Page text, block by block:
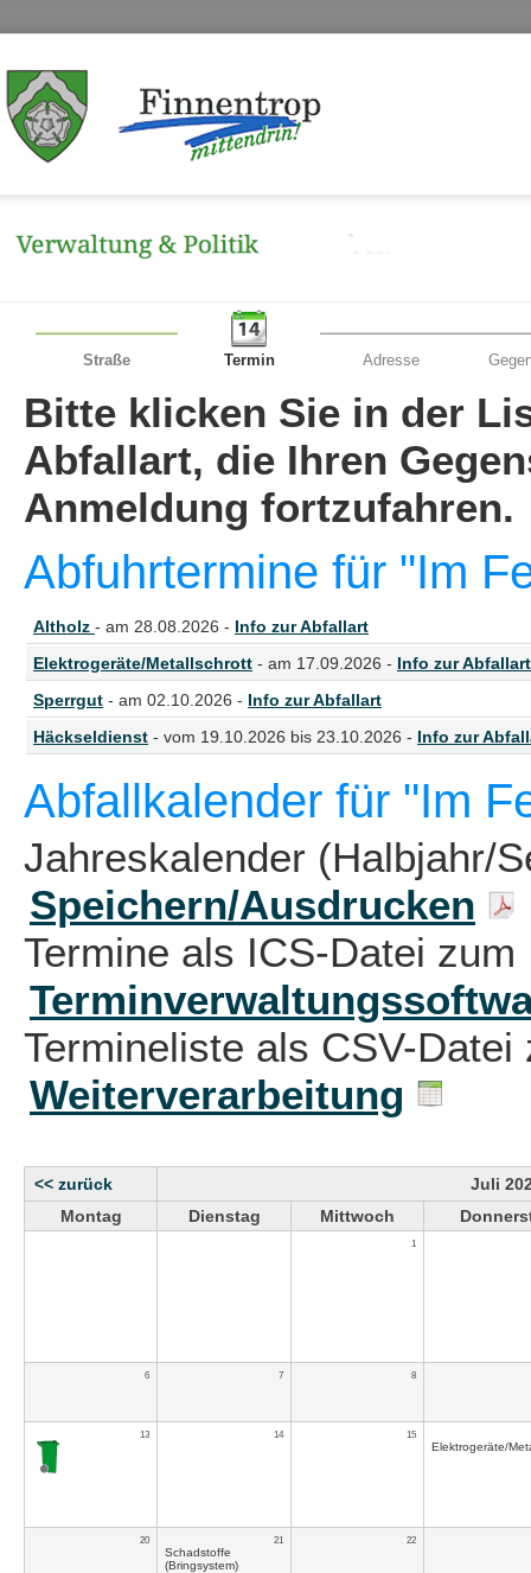
Straße Termin Adresse
Bitte klicken Sie in der
Abfallart, die Ihren
Anmeldung fortzufahren.
Abfuhrtermine für "Im
Altholz - am 28.08.2026 - Info zur Abfallart
Elektrogeräte/Metallschrott - am 17.09.2026 - Info zur Abfallart
Sperrgut - am 02.10.2026 - Info zur Abfallart
Häckseldienst - vom 19.10.2026 bis 23.10.2026 - Info zur
Abfallkalender für "Im
Jahreskalender (Halbjahr/
Speichern/Ausdrucken
Termine als ICS-Datei zum
Termineliste als CSV-
Weiterverarbeitung
<< zurück
Juli
Montag
Dienstag Mittwoch
1
6 7 8
13 14 15
Elektrogeräte/
20 21
Schadstoffe
(Bringsystem)
22